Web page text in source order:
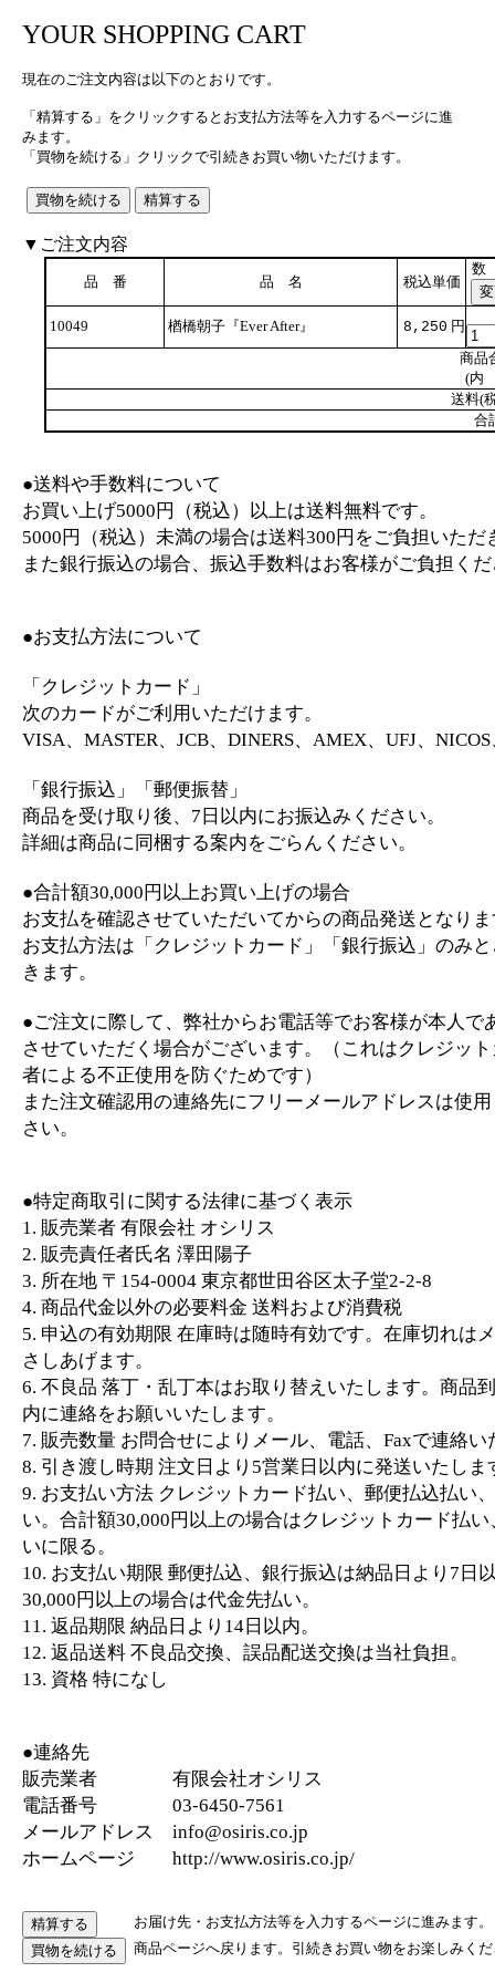
YOUR SHOPPING CART
現在のご注文内容は以下のとおりです。
「精算する」をクリックするとお支払方法等を入力するページに進
みます。
「買物を続ける」クリックで引続きお買い物いただけます。
▼ご注文内容
品 番 品 名 税込単価
数
10049 楢橋朝子『Ever After』 8,250 円
商品
(内
送料(
合
●送料や手数料について
お買い上げ5000円（税込）以上は送料無料です。
5000円（税込）未満の場合は送料300円をご負担いただ
また銀行振込の場合、振込手数料はお客様がご負担く
●お支払方法について
「クレジットカード」
次のカードがご利用いただけます。
VISA、MASTER、JCB、DINERS、AMEX、UFJ、
「銀行振込」「郵便振替」
商品を受け取り後、7日以内にお振込みください。
詳細は商品に同梱する案内をごらんください。
●合計額30,000円以上お買い上げの場合
お支払を確認させていただいてからの商品発送となり
お支払方法は「クレジットカード」「銀行振込」のみ
きます。
●ご注文に際して、弊社からお電話等でお客様が本人で
させていただく場合がございます。（これはクレジッ
者による不正使用を防ぐためです）
また注文確認用の連絡先にフリーメールアドレスは使
さい。
●特定商取引に関する法律に基づく表示
1. 販売業者 有限会社 オシリス
2. 販売責任者氏名 澤田陽子
3. 所在地 〒154-0004 東京都世田谷区太子堂2-2-8
4. 商品代金以外の必要料金 送料および消費税
5. 申込の有効期限 在庫時は随時有効です。在庫切れは
さしあげます。
6. 不良品 落丁・乱丁本はお取り替えいたします。商品
内に連絡をお願いいたします。
7. 販売数量 お問合せによりメール、電話、Faxで連絡い
8. 引き渡し時期 注文日より5営業日以内に発送いたしま
9. お支払い方法 クレジットカード払い、郵便払込払い
い。合計額30,000円以上の場合はクレジットカード払
いに限る。
10. お支払い期限 郵便払込、銀行振込は納品日より7日
30,000円以上の場合は代金先払い。
11. 返品期限 納品日より14日以内。
12. 返品送料 不良品交換、誤品配送交換は当社負担。
13. 資格 特になし
●連絡先
販売業者 有限会社オシリス
電話番号 03-6450-7561
メールアドレス info@osiris.co.jp
ホームページ http://www.osiris.co.jp/
お届け先・お支払方法等を入力するページに進みます。
商品ページへ戻ります。引続きお買い物をお楽しみく